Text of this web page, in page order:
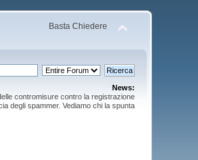
Basta Chiedere
News:
contromisure contro la registrazione
degli spammer. Vediamo chi la spunta